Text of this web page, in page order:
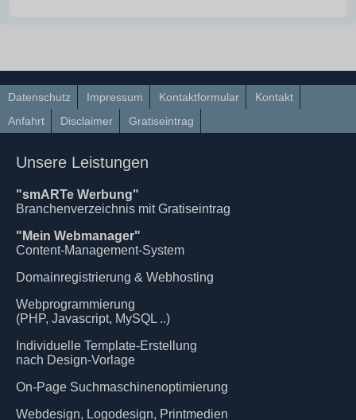
Datenschutz Impressum Kontaktformular
Kontakt
Anfahrt
Disclaimer Gratiseintrag
Unsere Leistungen
"smARTe Werbung"
Branchenverzeichnis mit Gratiseintrag
"Mein Webmanager"
Content-Management-System
Domainregistrierung & Webhosting
Webprogrammierung
(PHP, Javascript, MySQL ..)
Individuelle Template-Erstellung
nach Design-Vorlage
On-Page Suchmaschinenoptimierung
Webdesign, Logodesign, Printmedien